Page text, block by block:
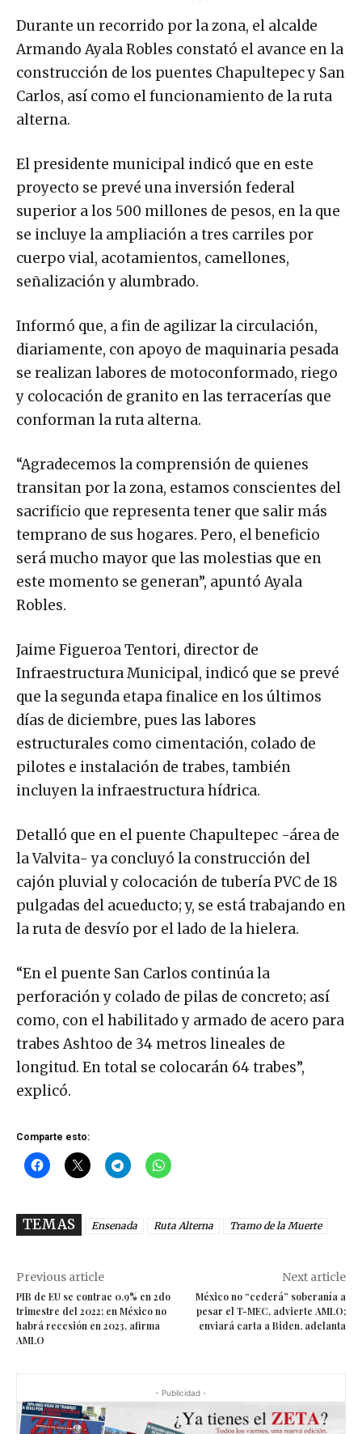
Durante un recorrido por la zona, el alcalde
Armando Ayala Robles constató el avance en la
construcción de los puentes Chapultepec y San
Carlos, así como el funcionamiento de la ruta
alterna.
El presidente municipal indicó que en este
proyecto se prevé una inversión federal
superior a los 500 millones de pesos, en la que
se incluye la ampliación a tres carriles por
cuerpo vial, acotamientos, camellones,
señalización y alumbrado.
Informó que, a fin de agilizar la circulación,
diariamente, con apoyo de maquinaria pesada
se realizan labores de motoconformado, riego
y colocación de granito en las terracerías que
conforman la ruta alterna.
“Agradecemos la comprensión de quienes
transitan por la zona, estamos conscientes del
sacrificio que representa tener que salir más
temprano de sus hogares. Pero, el beneficio
será mucho mayor que las molestias que en
este momento se generan”, apuntó Ayala
Robles.
Jaime Figueroa Tentori, director de
Infraestructura Municipal, indicó que se prevé
que la segunda etapa finalice en los últimos
días de diciembre, pues las labores
estructurales como cimentación, colado de
pilotes e instalación de trabes, también
incluyen la infraestructura hídrica.
Detalló que en el puente Chapultepec -área de
la Valvita- ya concluyó la construcción del
cajón pluvial y colocación de tubería PVC de 18
pulgadas del acueducto; y, se está trabajando en
la ruta de desvío por el lado de la hielera.
“En el puente San Carlos continúa la
perforación y colado de pilas de concreto; así
como, con el habilitado y armado de acero para
trabes Ashtoo de 34 metros lineales de
longitud. En total se colocarán 64 trabes”,
explicó.
Comparte esto:
TEMAS Ensenada Ruta Alterna Tramo de la Muerte
Previous article
PIB de EU se contrae 0.9% en 2do
trimestre del 2022; en México no
habrá recesión en 2023, afirma
AMLO
Next article
México no “cederá” soberanía a
pesar el T-MEC, advierte AMLO;
enviará carta a Biden, adelanta
- Publicidad -